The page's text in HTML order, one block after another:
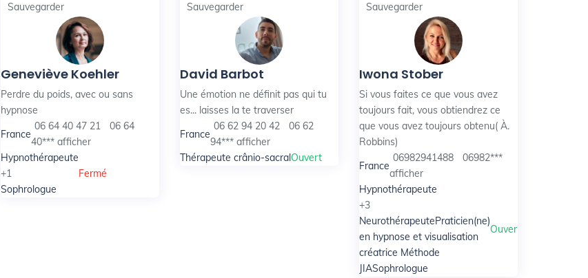
Sauvegarder
Geneviève Koehler
Perdre du poids, avec ou sans
hypnose
France
06 64 40 47 21
06 64
40*** afficher
Hypnothérapeute
+1
Sophrologue
Fermé
Sauvegarder
David Barbot
Une émotion ne définit pas qui tu
es... laisses la te traverser
France
06 62 94 20 42
06 62
94*** afficher
Thérapeute crânio-sacralOuvert
Sauvegarder
Iwona Stober
Si vous faites ce que vous avez
toujours fait, vous obtiendrez ce
que vous avez toujours obtenu( À.
Robbins)
France
06982941488
06982***
afficher
Hypnothérapeute
+3
NeurothérapeutePraticien(ne)
en hypnose et visualisation
créatrice Méthode
JIASophrologue
Ouvert